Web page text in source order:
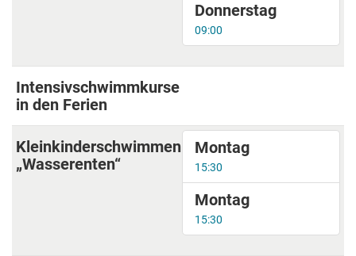
Donnerstag
09:00
Intensivschwimmkurse
in den Ferien
Kleinkinderschwimmen
„Wasserenten“
Montag
15:30
Montag
15:30